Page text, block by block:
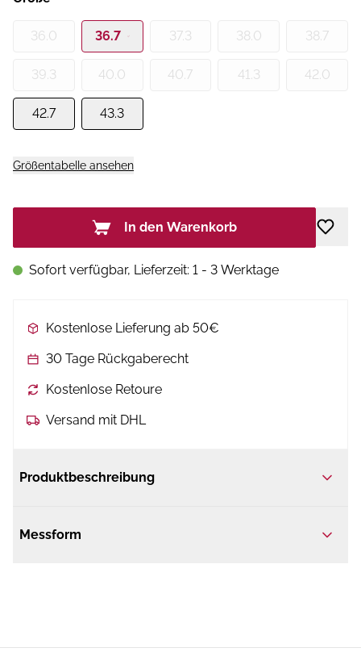
36.0 36.7 37.3 38.0 38.7
39.3 40.0 40.7 41.3 42.0
42.7 43.3
Größentabelle ansehen
In den Warenkorb
Sofort verfügbar, Lieferzeit: 1 - 3 Werktage
Kostenlose Lieferung ab 50€
30 Tage Rückgaberecht
Kostenlose Retoure
Versand mit DHL
Produktbeschreibung
Messform